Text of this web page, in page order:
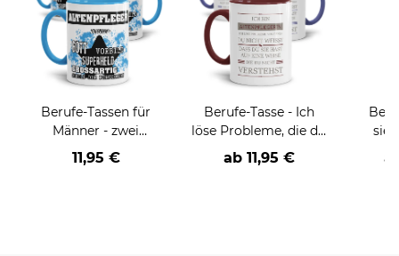
Berufe-Tassen für
Männer - zwei
Farbvarianten
11,95 €
Berufe-Tasse - Ich
löse Probleme, die du
nicht verstehst -
verschiedene Berufe
ab 11,95 €